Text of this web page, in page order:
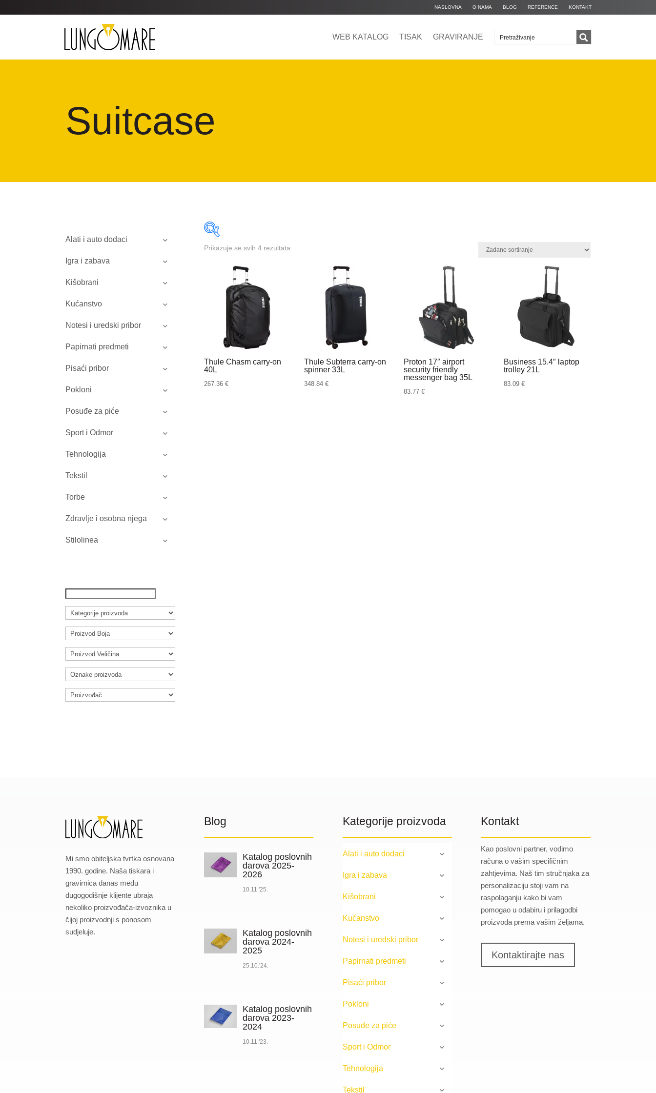
NASLOVNA O NAMA BLOG REFERENCE KONTAKT
WEB KATALOG TISAK GRAVIRANJE
Suitcase
Alati i auto dodaci
Igra i zabava
Kišobrani
Kućanstvo
Notesi i uredski pribor
Papirnati predmeti
Pisaći pribor
Pokloni
Posuđe za piće
Sport i Odmor
Tehnologija
Tekstil
Torbe
Zdravlje i osobna njega
Stilolinea
Prikazuje se svih 4 rezultata
Thule Chasm carry-on
40L
267.36 €
Thule Subterra carry-on
spinner 33L
348.84 €
Proton 17″ airport
security friendly
messenger bag 35L
83.77€
Business 15.4″ laptop
trolley 21L
83.09 €
Mi smo obiteljska tvrtka osnovana
1990. godine. Naša tiskara i
gravirnica danas među
dugogodišnje klijente ubraja
nekoliko proizvođača-izvoznika u
čijoj proizvodnji s ponosom
sudjeluje.
Blog
Katalog poslovnih
darova 2025-
2026
10.11.'25.
Katalog poslovnih
darova 2024-
2025
25.10.'24.
Katalog poslovnih
darova 2023-
2024
10.11.'23.
Kategorije proizvoda
Alati i auto dodaci
Igra i zabava
Kišobrani
Kućanstvo
Notesi i uredski pribor
Papirnati predmeti
Pisaći pribor
Pokloni
Posuđe za piće
Sport i Odmor
Tehnologija
Tekstil
Kontakt
Kao poslovni partner, vodimo
računa o vašim specifičnim
zahtjevima. Naš tim stručnjaka za
personalizaciju stoji vam na
raspolaganju kako bi vam
pomogao u odabiru i prilagodbi
proizvoda prema vašim željama.
Kontaktirajte nas